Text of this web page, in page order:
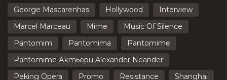
George Mascarenhas
Hollywood
Interview
Marcel Marceau
Mime
Music Of Silence
Pantomim
Pantomima
Pantomime
Pantomime Актьори Alexander Neander
Peking Opera
Promo Resistance
Shanghai